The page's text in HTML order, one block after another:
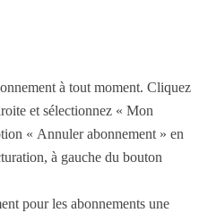
à tout moment. Cliquez
et sélectionnez « Mon
« Annuler abonnement » en
à gauche du bouton
pour les abonnements une